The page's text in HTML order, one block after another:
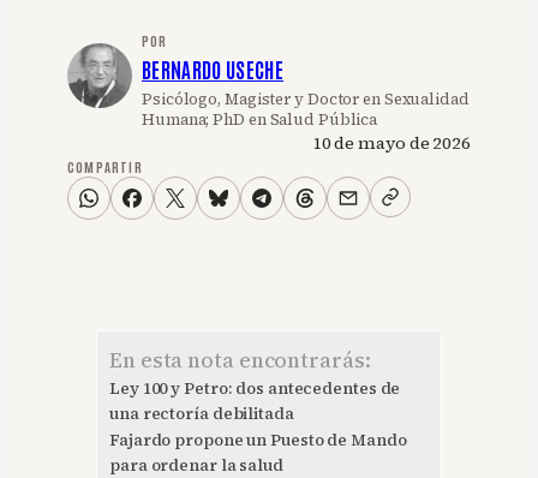
POR
BERNARDO USECHE
Psicólogo, Magister y Doctor en Sexualidad
Humana; PhD en Salud Pública
10 de mayo de 2026
COMPARTIR
En esta nota encontrarás:
Ley 100 y Petro: dos antecedentes de
una rectoría debilitada
Fajardo propone un Puesto de Mando
para ordenar la salud